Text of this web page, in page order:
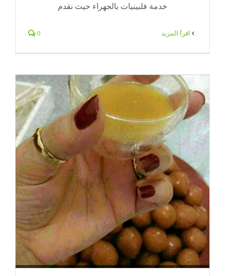
خدمة فلبينيات بالجهراء حيث نقدم
0